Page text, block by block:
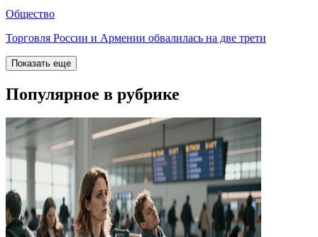
Общество
Торговля России и Армении обвалилась на две трети
Показать еще
Популярное в рубрике